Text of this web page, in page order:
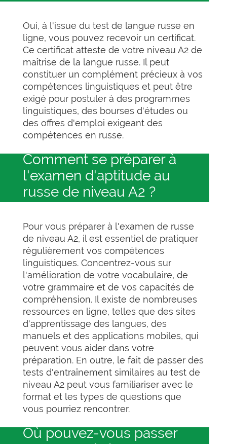
Oui, à l'issue du test de langue russe en
ligne, vous pouvez recevoir un certificat.
Ce certificat atteste de votre niveau A2 de
maîtrise de la langue russe. Il peut
constituer un complément précieux à vos
compétences linguistiques et peut être
exigé pour postuler à des programmes
linguistiques, des bourses d'études ou
des offres d'emploi exigeant des
compétences en russe.
Comment se préparer à
l'examen d'aptitude au
russe de niveau A2 ?
Pour vous préparer à l'examen de russe
de niveau A2, il est essentiel de pratiquer
régulièrement vos compétences
linguistiques. Concentrez-vous sur
l'amélioration de votre vocabulaire, de
votre grammaire et de vos capacités de
compréhension. Il existe de nombreuses
ressources en ligne, telles que des sites
d'apprentissage des langues, des
manuels et des applications mobiles, qui
peuvent vous aider dans votre
préparation. En outre, le fait de passer des
tests d'entraînement similaires au test de
niveau A2 peut vous familiariser avec le
format et les types de questions que
vous pourriez rencontrer.
Où pouvez-vous passer